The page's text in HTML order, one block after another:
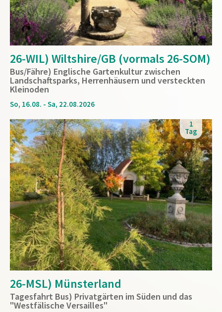
26-WIL) Wiltshire/GB (vormals 26-SOM)
Bus/Fähre) Englische Gartenkultur zwischen
Landschaftsparks, Herrenhäusern und versteckten
Kleinoden
So, 16.08. - Sa, 22.08.2026
1
Tag
26-MSL) Münsterland
Tagesfahrt Bus) Privatgärten im Süden und das
"Westfälische Versailles"